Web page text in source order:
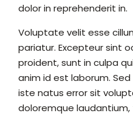
dolor in reprehenderit in.
Voluptate velit esse
pariatur. Excepteur sint
proident, sunt in culpa
anim id est laborum.
iste natus error sit
doloremque